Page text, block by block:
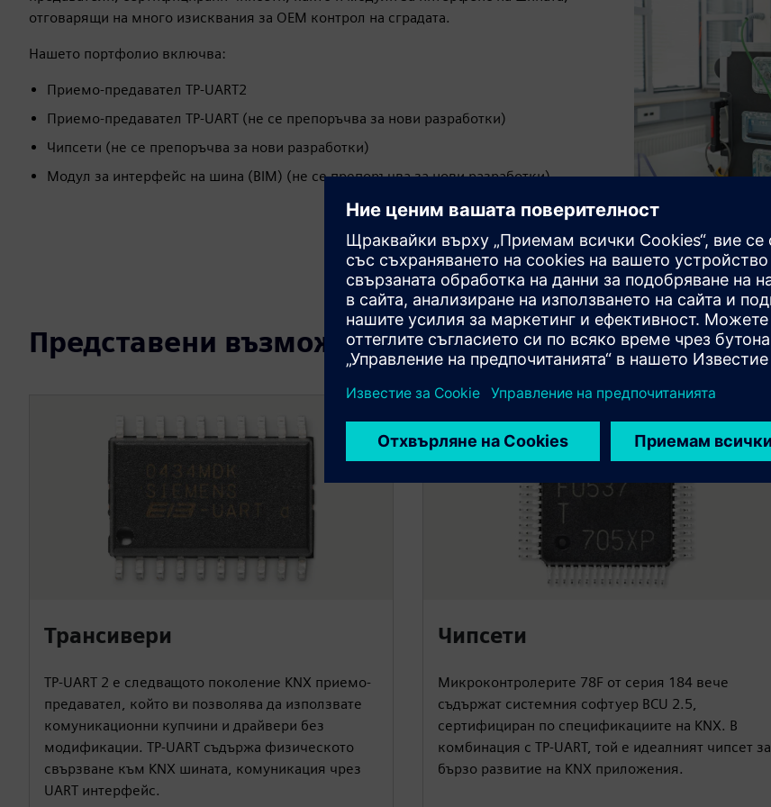
отговарящи на много изисквания за OEM контрол на сградата.
Нашето портфолио включва:
Приемо-предавател TP-UART2
Приемо-предавател TP-UART (не се препоръчва за нови разработки)
Чипсети (не се препоръчва за нови разработки)
Модул за интерфейс на шина (BIM) (не се препоръчва за нови разработки)
Представени възможности
Трансивери
TP-UART 2 е следващото поколение KNX приемо-
предавател, който ви позволява да използвате
комуникационни купчини и драйвери без
модификации. TP-UART съдържа физическото
свързване към KNX шината, комуникация чрез
UART интерфейс.
Чипсети
Микроконтролерите 78F от серия 184 вече
съдържат системния софтуер BCU 2.5,
сертифициран по спецификациите на KNX. В
комбинация с TP-UART, той е идеалният чипсет за
бързо развитие на KNX приложения.